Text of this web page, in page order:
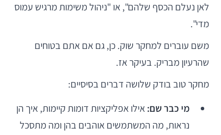
לאן נעלם הכסף שלהם", או "ניהול משימות מרגיש עמוס
מדי".
משם עוברים למחקר שוק. כן, גם אם אתם בטוחים
שהרעיון מבריק. בעיקר אז.
מחקר טוב בודק שלושה דברים בסיסיים:
מי כבר שם:אילו אפליקציות דומות קיימות, איך הן
נראות, מה המשתמשים אוהבים בהן ומה מתסכל